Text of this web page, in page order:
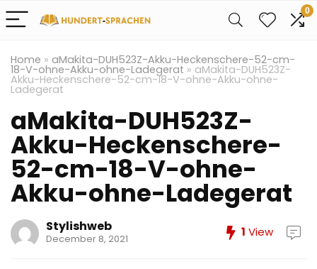
0
Home » aMakita-DUH523Z-Akku-Heckenschere-52-cm-
18-V-ohne-Akku-ohne-Ladegerat » aMakita-DUH523Z-
Akku-Heckenschere-52-cm-18-V-ohne-Akku-ohne-
Ladegerat
aMakita-DUH523Z-
Akku-Heckenschere-
52-cm-18-V-ohne-
Akku-ohne-Ladegerat
Stylishweb
December 8, 2021 1 View